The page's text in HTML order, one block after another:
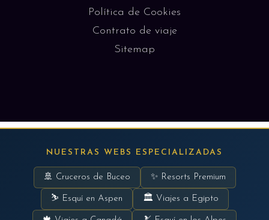
Política de Cookies
Contrato de viaje
Sitemap
NUESTRAS WEBS ESPECIALIZADAS
🚢 Cruceros de Buceo ✨ Resorts Premium
⛷ Esquí en Aspen 🏛 Viajes a Egipto